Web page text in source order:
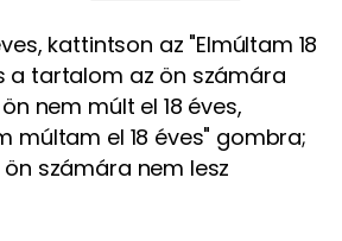
kattintson az "Elmúltam 18
a tartalom az ön számára
nem múlt el 18 éves,
múltam el 18 éves" gombra;
számára nem lesz